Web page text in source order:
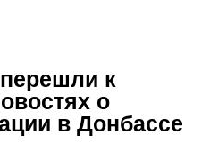
к
о
в Донбассе